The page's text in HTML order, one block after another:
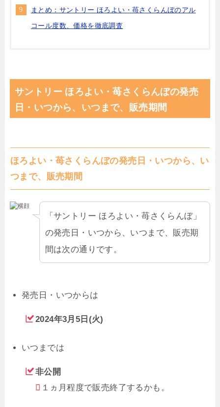
まとめ：サントリー ほろよい・苺さくらんぼのアル
コール度数、価格を徹底調査
サントリー ほろよい・苺さくらんぼの発売
日・いつから、いつまで、販売期間
ほろよい・苺さくらんぼの発売日・いつから、い
つまで、販売期間
「サントリー ほろよい・苺さくらんぼ」
の発売日・いつから、いつまで、販売期
間は次の通りです。
発売日・いつからは
2024年3月5日(火)
いつまでは
非公開
１ヵ月程度で販売終了するかも。